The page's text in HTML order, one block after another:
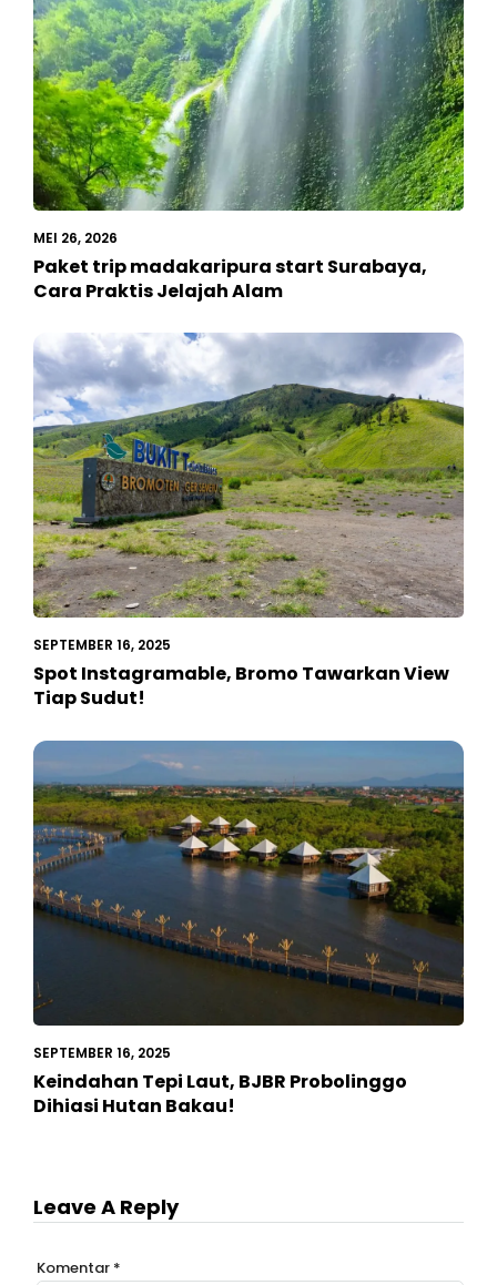
MEI 26, 2026
Paket trip madakaripura start Surabaya,
Cara Praktis Jelajah Alam
SEPTEMBER 16, 2025
Spot Instagramable, Bromo Tawarkan View
Tiap Sudut!
SEPTEMBER 16, 2025
Keindahan Tepi Laut, BJBR Probolinggo
Dihiasi Hutan Bakau!
Leave A Reply
Komentar *